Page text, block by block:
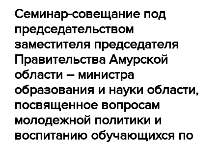
Семинар-совещание под
председательством
заместителя председателя
Правительства Амурской
области – министра
образования и науки области,
посвященное вопросам
молодежной политики и
воспитанию обучающихся по